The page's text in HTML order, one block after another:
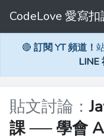
CodeLove 愛寫扣
🔴 訂閱 YT 頻道！
LINE
貼文討論：
課 ── 學會